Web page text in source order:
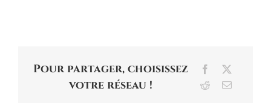
Pour partager, choisissez
votre réseau !
Facebook
RedditEmail